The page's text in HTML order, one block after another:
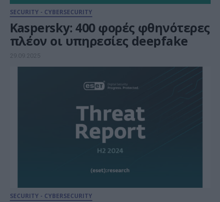
SECURITY - CYBERSECURITY
Kaspersky: 400 φορές φθηνότερες
πλέον οι υπηρεσίες deepfake
29.09.2025
SECURITY - CYBERSECURITY